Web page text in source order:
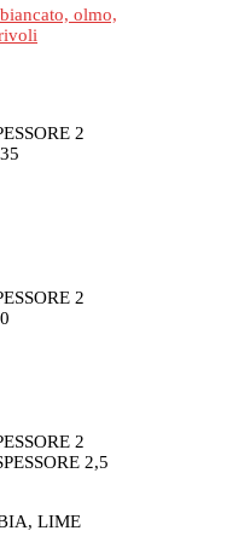
2
2
2
2,5
LIME